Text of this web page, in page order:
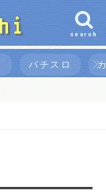
search
パチスロ